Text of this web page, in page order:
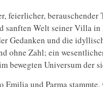
feierlicher,
sanften Welt seiner Villa
Gedanken und die
ohne Zahl; ein
bewegten Universum der
und Parma stammte,